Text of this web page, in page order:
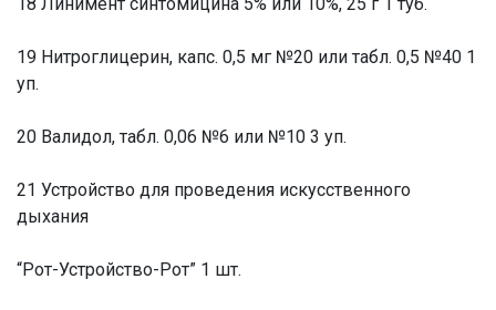
19 Нитроглицерин, капс. 0,5 мг №20 или табл. 0,5 №40 1
уп.
20 Валидол, табл. 0,06 №6 или №10 3 уп.
21 Устройство для проведения искусственного
дыхания
“Рот-Устройство-Рот” 1 шт.